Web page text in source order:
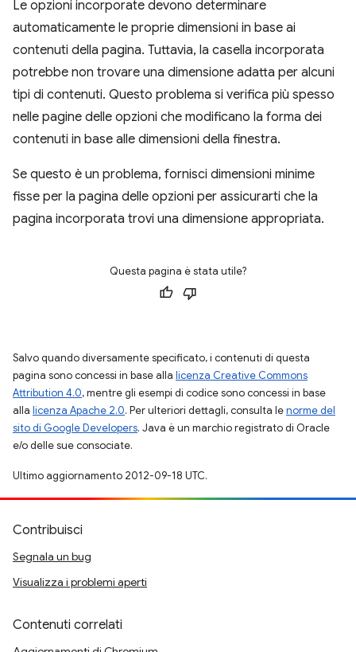
Le opzioni incorporate devono determinare
automaticamente le proprie dimensioni in base ai
contenuti della pagina. Tuttavia, la casella incorporata
potrebbe non trovare una dimensione adatta per alcuni
tipi di contenuti. Questo problema si verifica più spesso
nelle pagine delle opzioni che modificano la forma dei
contenuti in base alle dimensioni della finestra.
Se questo è un problema, fornisci dimensioni minime
fisse per la pagina delle opzioni per assicurarti che la
pagina incorporata trovi una dimensione appropriata.
Questa pagina è stata utile?
Salvo quando diversamente specificato, i contenuti di questa
pagina sono concessi in base alla licenza Creative Commons
Attribution 4.0, mentre gli esempi di codice sono concessi in base
alla licenza Apache 2.0. Per ulteriori dettagli, consulta lenorme del
sito di Google Developers. Java è un marchio registrato di Oracle
e/o delle sue consociate.
Ultimo aggiornamento 2012-09-18 UTC.
Contribuisci
Segnala un bug
Visualizza i problemi aperti
Contenuti correlati